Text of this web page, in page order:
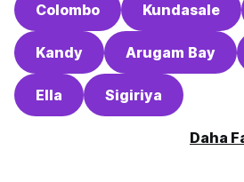
Colombo Kundasale
Kandy Arugam Bay
Ella Sigiriya
Daha